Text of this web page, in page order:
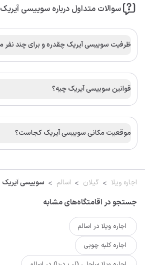
سوالات متداول درباره سوییسی آیریک
ظرفیت سوییسی آیریک چقدره و برای چند نفر مناسبه؟
قوانین سوییسی آیریک چیه؟
موقعیت مکانی سوییسی آیریک کجاست؟
اجاره ویلا گیلان اسالم سوییسی آیریک
جستجو در اقامتگاه‌های مشابه
اجاره ویلا در اسالم
اجاره کلبه چوبی